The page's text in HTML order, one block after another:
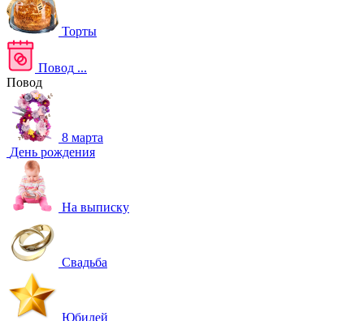
Торты
Повод ...
Повод
8 марта
День рождения
На выписку
Свадьба
Юбилей